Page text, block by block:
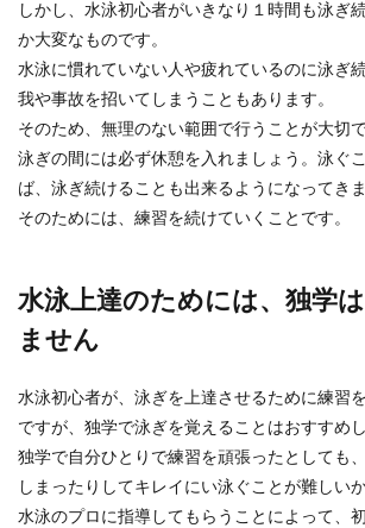
しかし、水泳初心者がいきなり１時間も泳ぎ
か大変なものです。
水泳に慣れていない人や疲れているのに泳ぎ
我や事故を招いてしまうこともあります。
そのため、無理のない範囲で行うことが大切で
泳ぎの間には必ず休憩を入れましょう。泳ぐ
ば、泳ぎ続けることも出来るようになってきま
そのためには、練習を続けていくことです。
水泳上達のためには、独学
ません
水泳初心者が、泳ぎを上達させるために練習
ですが、独学で泳ぎを覚えることはおすすめし
独学で自分ひとりで練習を頑張ったとしても
しまったりしてキレイにい泳ぐことが難しいか
水泳のプロに指導してもらうことによって、